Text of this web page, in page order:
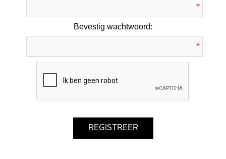
*
Bevestig wachtwoord:
*